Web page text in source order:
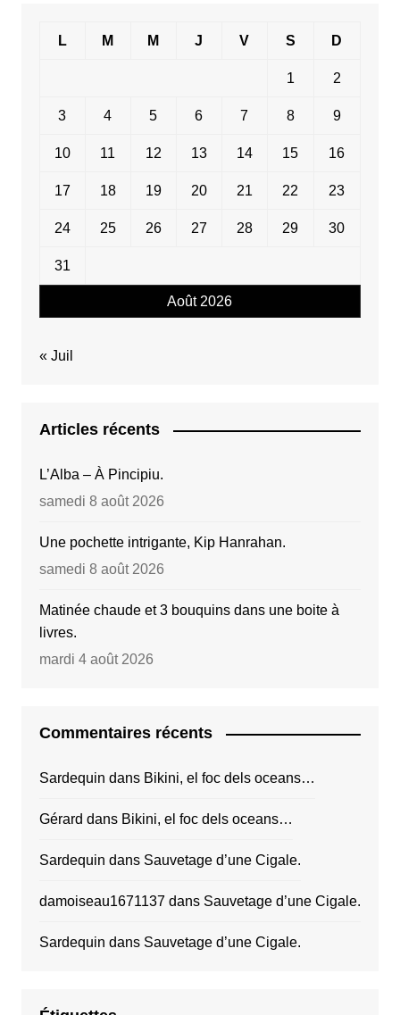
Août 2026
L M M J V S D
1 2
3 4 5 6 7 8 9
10 11 12 13 14 15 16
17 18 19 20 21 22 23
24 25 26 27 28 29 30
31
« Juil
Articles récents
L’Alba – À Pincipiu.
samedi 8 août 2026
Une pochette intrigante, Kip Hanrahan.
samedi 8 août 2026
Matinée chaude et 3 bouquins dans une boite à
livres.
mardi 4 août 2026
Commentaires récents
Sardequin dans Bikini, el foc dels oceans…
Gérard dans Bikini, el foc dels oceans…
Sardequin dans Sauvetage d’une Cigale.
damoiseau1671137dans Sauvetage d’une Cigale.
Sardequin dans Sauvetage d’une Cigale.